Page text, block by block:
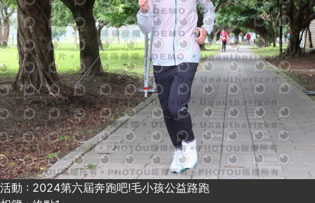
活動 : 2024第六屆奔跑吧!毛小孩公益路跑